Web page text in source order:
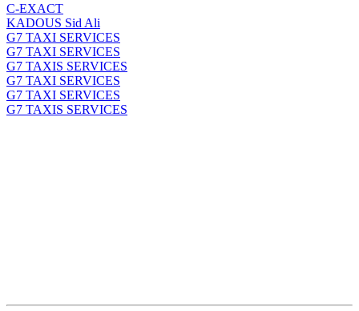
C-EXACT
KADOUS Sid Ali
G7 TAXI SERVICES
G7 TAXI SERVICES
G7 TAXIS SERVICES
G7 TAXI SERVICES
G7 TAXI SERVICES
G7 TAXIS SERVICES